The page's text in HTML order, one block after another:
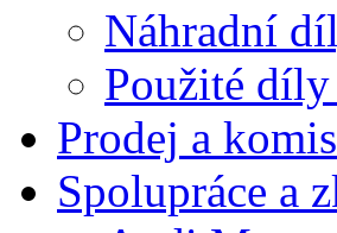
Náhradní
Použité díly
Prodej a
Spolupráce a